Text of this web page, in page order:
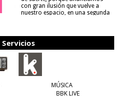
con gran ilusión que vuelve a
nuestro espacio, en una segunda
Servicios
MÚSICA
BBK LIVE